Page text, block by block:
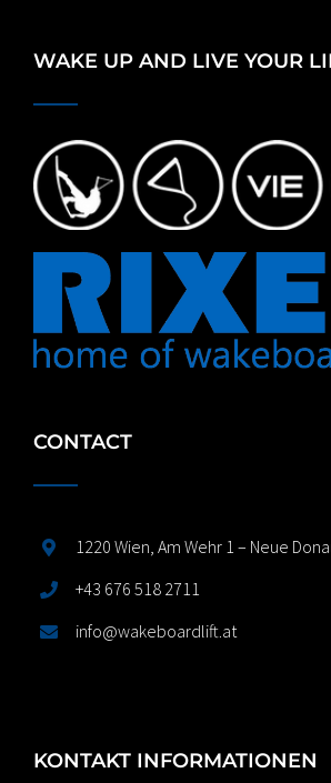
WAKE UP AND LIVE YOUR
CONTACT
1220 Wien, Am Wehr 1 – Neue
+43 676 518 2711
info@wakeboardlift.at
KONTAKT INFORMATIONEN